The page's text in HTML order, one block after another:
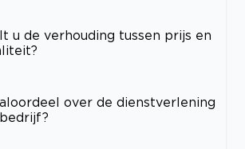
u de verhouding tussen prijs en
over de dienstverlening